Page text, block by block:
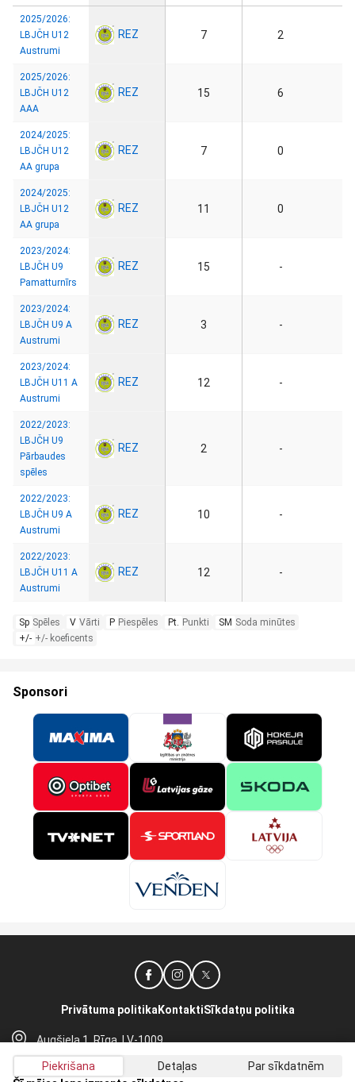
2025/2026:
LBJČH U12
Austrumi
REZ 7 2
2025/2026:
LBJČH U12
AAA
REZ 15 6
2024/2025:
LBJČH U12
AA grupa
REZ 7 0
2024/2025:
LBJČH U12
AA grupa
REZ 11 0
2023/2024:
LBJČH U9
Pamatturnīrs
REZ 15 -
2023/2024:
LBJČH U9 A
Austrumi
REZ 3 -
2023/2024:
LBJČH U11 A
Austrumi
REZ 12 -
2022/2023:
LBJČH U9
Pārbaudes
spēles
REZ 2 -
2022/2023:
LBJČH U9 A
Austrumi
REZ 10 -
2022/2023:
LBJČH U11 A
Austrumi
REZ 12 -
Sp Spēles V Vārti P Piespēles Pt. Punkti SM Soda minūtes
+/- +/- koeficents
Sponsori
Augšiela 1, Rīga, LV-1009
lhf@lhf.lv
Privātuma politika KontaktiSīkdatņu politika
Piekrišana Detaļas
Par sīkdatnēm